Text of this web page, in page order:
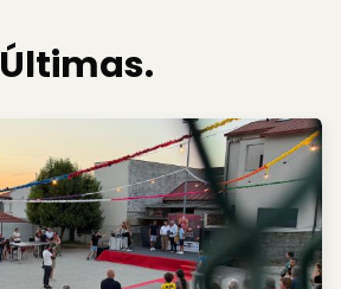
Últimas.